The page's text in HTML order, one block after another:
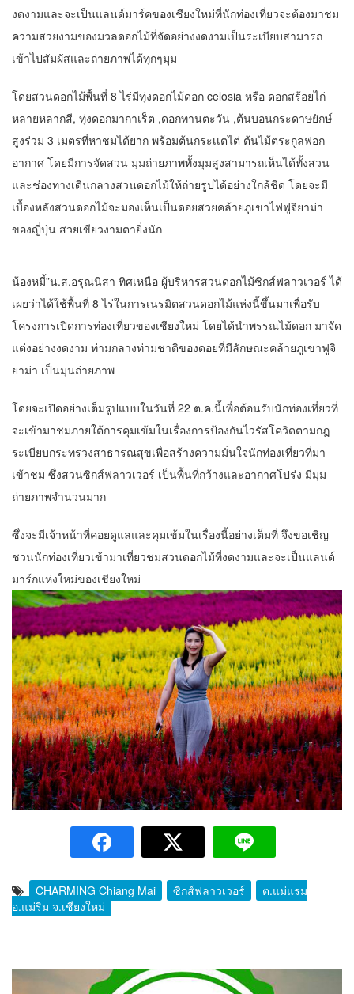
งดงามและจะเป็นแลนด์มาร์คของเชียงใหม่ที่นักท่องเที่ยวจะต้องมาชม
ความสวยงามของมวลดอกไม้ที่จัดอย่างงดงามเป็นระเบียบสามารถ
เข้าไปสัมผัสและถ่ายภาพได้ทุกๆมุม
โดยสวนดอกไม้พื้นที่ 8 ไร่มีทุ่งดอกไม้ดอก celosia หรือ ดอกสร้อยไก่
หลายหลากสี, ทุ่งดอกมากาเร็ต ,ดอกทานตะวัน ,ต้นบอนกระดาษยักษ์
สูงร่วม 3 เมตรที่หาชมได้ยาก พร้อมต้นกระเเตไต่ ต้นไม้ตระกูลฟอก
อากาศ โดยมีการจัดสวน มุมถ่ายภาพทั้งมุมสูงสามารถเห็นได้ทั้งสวน
และช่องทางเดินกลางสวนดอกไม้ให้ถ่ายรูปได้อย่างใกล้ชิด โดยจะมี
เบื้องหลังสวนดอกไม้จะมองเห็นเป็นดอยสวยคล้ายภูเขาไฟฟูจิยาม่า
ของญี่ปุ่น สวยเขียวงามตายิ่งนัก
น้องหมี้”น.ส.อรุณนิสา ทิศเหนือ ผู้บริหารสวนดอกไม้ซิกส์ฟลาวเวอร์ ได้
เผยว่าได้ใช้พื้นที่ 8 ไร่ในการเนรมิตสวนดอกไม้แห่งนี้ขึ้นมาเพื่อรับ
โครงการเปิดการท่องเที่ยวของเชียงใหม่ โดยได้นำพรรณไม้ดอก มาจัด
แต่งอย่างงดงาม ท่ามกลางท่ามชาติของดอยที่มีลักษณะคล้ายภูเขาฟูจิ
ยาม่า เป็นมุนถ่ายภาพ
โดยจะเปิดอย่างเต็มรูปแบบในวันที่ 22 ต.ค.นี้เพื่อต้อนรับนักท่องเที่ยวที่
จะเข้ามาชมภายใต้การคุมเข้มในเรื่องการป้องกันไวรัสโควิดตามกฎ
ระเบียบกระทรวงสาธารณสุขเพื่อสร้างความมั่นใจนักท่องเที่ยวที่มา
เข้าชม ซึ่งสวนซิกส์ฟลาวเวอร์ เป็นพื้นที่กว้างและอากาศโปร่ง มีมุม
ถ่ายภาพจำนวนมาก
ซึ่งจะมีเจ้าหน้าที่คอยดูแลและคุมเข้มในเรื่องนี้อย่างเต็มที่ จึงขอเชิญ
ชวนนักท่องเที่ยวเข้ามาเที่ยวชมสวนดอกไม้ที่งดงามและจะเป็นแลนด์
มาร์กแห่งใหม่ของเชียงใหม่
CHARMING Chiang Mai ซิกส์ฟลาวเวอร์
ต.แม่แรม
อ.แม่ริม จ.เชียงใหม่